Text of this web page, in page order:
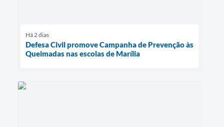
Há 2 dias
Defesa Civil promove Campanha de Prevenção às
Queimadas nas escolas de Marília